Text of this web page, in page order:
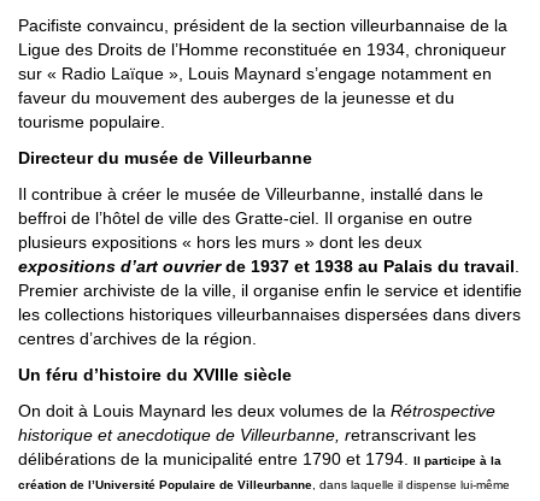
Pacifiste convaincu, président de la section villeurbannaise de la
Ligue des Droits de l’Homme reconstituée en 1934, chroniqueur
sur « Radio Laïque », Louis Maynard s’engage notamment en
faveur du mouvement des auberges de la jeunesse et du
tourisme populaire.
Directeur du musée de Villeurbanne
Il contribue à créer le musée de Villeurbanne, installé dans le
beffroi de l’hôtel de ville des Gratte-ciel. Il organise en outre
plusieurs expositions « hors les murs » dont les deux
expositions d’art ouvrierde 1937 et 1938 au Palais du travail
Premier archiviste de la ville, il organise enfin le service et identifie
les collections historiques villeurbannaises dispersées dans divers
centres d’archives de la région.
Un féru d’histoire du XVIIIe siècle
On doit à Louis Maynard les deux volumes de la Rétrospective
historique et anecdotique de Villeurbanne, retranscrivant les
délibérations de la municipalité entre 1790 et 1794.
Il participe à la
création de l’Université Populaire de Villeurbanne , dans laquelle il dispense lui-même